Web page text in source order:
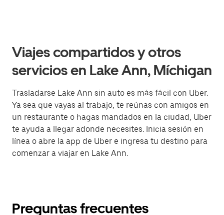
Viajes compartidos y otros
servicios en Lake Ann, Míchigan
Trasladarse Lake Ann sin auto es más fácil con Uber.
Ya sea que vayas al trabajo, te reúnas con amigos en
un restaurante o hagas mandados en la ciudad, Uber
te ayuda a llegar adonde necesites. Inicia sesión en
línea o abre la app de Uber e ingresa tu destino para
comenzar a viajar en Lake Ann.
Preguntas frecuentes